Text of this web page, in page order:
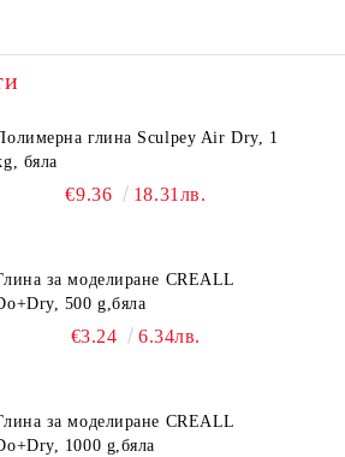
глина Sculpey Air Dry, 1
бяла
€9.36 18.31лв.
за моделиране CREALL
500 g,бяла
€3.24 6.34лв.
за моделиране CREALL
1000 g,бяла